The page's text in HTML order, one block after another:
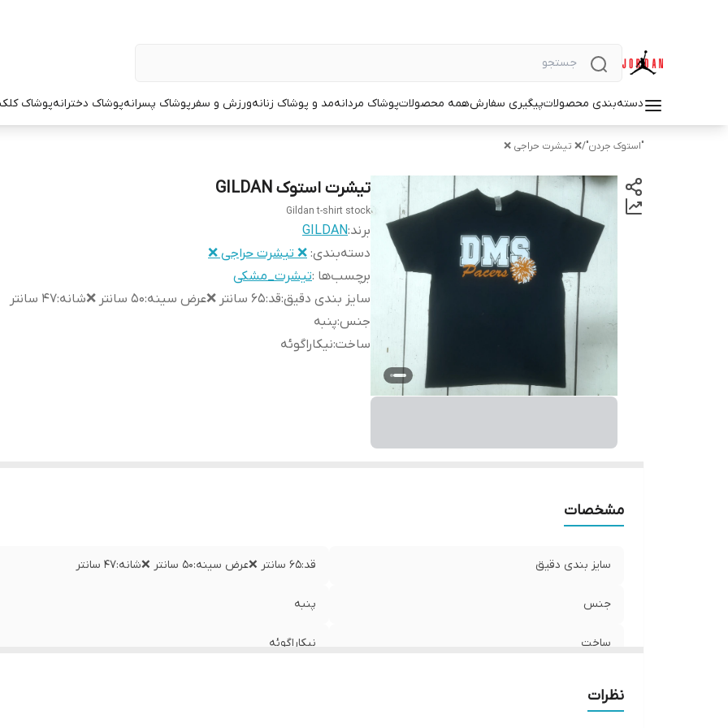
دسته‌بندی محصولاتپیگیری سفارشهمه محصولاتپوشاک مردانهمد و پوشاک زنانهورزش و سفرپوشاک پسرانهپوشاک دخترانهپوشاک
"استوک جردن"/❌ تیشرت حراجی ❌
تیشرت استوک GILDAN
Gildan t-shirt stock
برند:GILDAN
دسته‌بندی: ❌ تیشرت حراجی ❌
برچسب‌ها :تیشرت_مشکی
سایز بندی دقیق:قد:۶۵ سانتر ❌عرض سینه:۵۰ سانتر ❌شانه:۴۷ سانتر
جنس:پنبه
ساخت:نیکاراگوئه
مشخصات
سایز بندی دقیق قد:۶۵ سانتر ❌عرض سینه:۵۰ سانتر ❌شانه:۴۷ سانتر
جنس پنبه
ساخت نیکاراگوئه
نظرات